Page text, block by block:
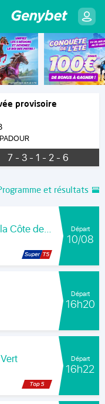
provisoire
7 - 3 - 1 - 2 - 6
et résultats
Prix Genybet Super Top 5 (Prix de la Côte de Nacre) Départ
10/08
Départ
16h20
Départ
16h22